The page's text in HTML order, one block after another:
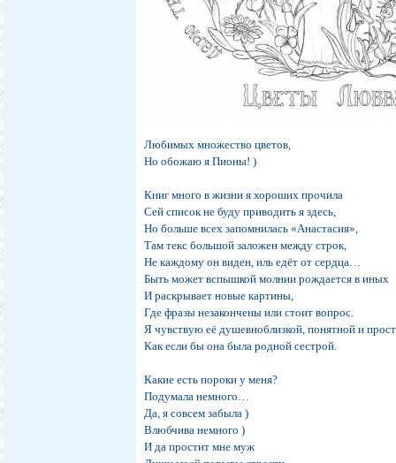
Любимых множество цветов,
Но обожаю я Пионы! )
Книг много в жизни я хороших прочила
Сей список не буду приводить я здесь,
Но больше всех запомнилась «Анастасия»,
Там текс большой заложен между строк,
Не каждому он виден, иль едёт от сердца…
Быть может вспышкой молнии рождается в иных
И раскрывает новые картины,
Где фразы незакончены или стоит вопрос.
Я чувствую её душевноблизкой, понятной и
Как если бы она была родной сестрой.
Какие есть пороки у меня?
Подумала немного…
Да, я совсем забыла )
Влюбчива немного )
И да простит мне муж